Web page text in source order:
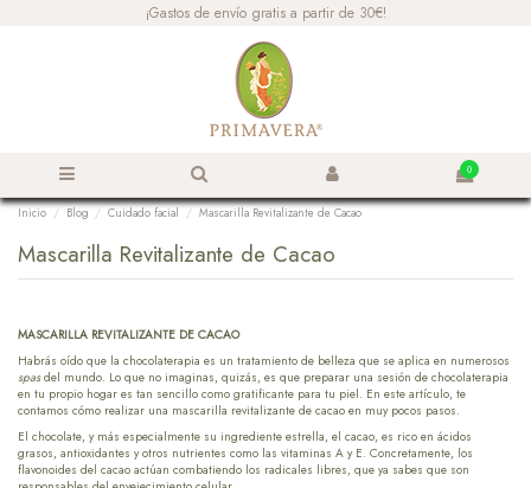
¡Gastos de envío gratis a partir de 30€!
0
Inicio Blog Cuidado facial Mascarilla Revitalizante de Cacao
Mascarilla Revitalizante de Cacao
MASCARILLA REVITALIZANTE DE CACAO
Habrás oído que la chocolaterapia es un tratamiento de belleza que se aplica en numerosos
spasdel mundo. Lo que no imaginas, quizás, es que preparar una sesión de chocolaterapia
en tu propio hogar es tan sencillo como gratificante para tu piel. En este artículo, te
contamos cómo realizar una mascarilla revitalizante de cacao en muy pocos pasos.
El chocolate, y más especialmente su ingrediente estrella, el cacao, es rico en ácidos
grasos, antioxidantes y otros nutrientes como las vitaminas A y E. Concretamente, los
flavonoides del cacao actúan combatiendo los radicales libres, que ya sabes que son